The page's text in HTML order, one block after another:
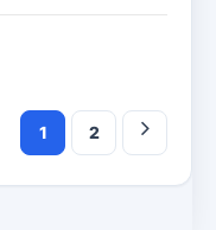
1 2